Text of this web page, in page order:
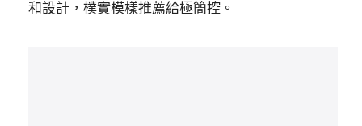
和設計，樸實模樣推薦給極簡控。